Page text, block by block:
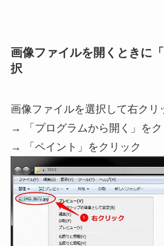
画像ファイルを開くときに
択
画像ファイルを選択して右クリ
→ 「プログラムから開く」をク
→ 「ペイント」をクリック